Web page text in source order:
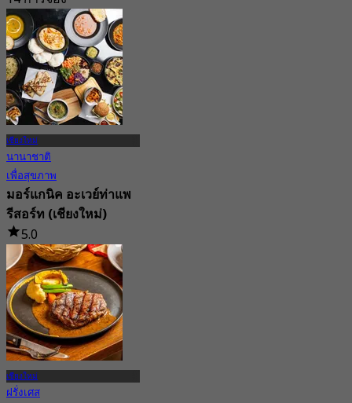
จาก฿ 347.5
เชียงใหม่
นานาชาติ
เพื่อสุขภาพ
มอร์แกนิค อะเวย์ท่าแพ
รีสอร์ท (เชียงใหม่)
5.0
95 การจอง
จาก฿ 322.5
เชียงใหม่
ฝรั่งเศส